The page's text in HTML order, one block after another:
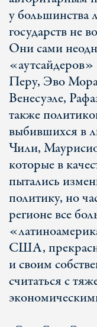
у большинства
государств не
Они сами
Перу, Эво
Венесуэле,
также
выбившихся в
Чили,
которые в
пытались
политику, но
регионе все
США,
и своим
считаться с